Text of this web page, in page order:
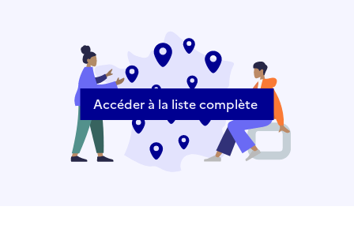
Accéder à la liste complète